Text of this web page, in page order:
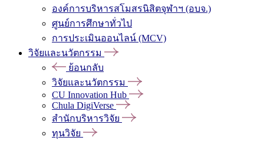
องค์การบริหารสโมสรนิสิตจุฬาฯ (อบจ.)
ศูนย์การศึกษาทั่วไป
การประเมินออนไลน์ (MCV)
วิจัยและนวัตกรรม
ย้อนกลับ
วิจัยและนวัตกรรม
CU Innovation Hub
Chula DigiVerse
สำนักบริหารวิจัย
ทุนวิจัย